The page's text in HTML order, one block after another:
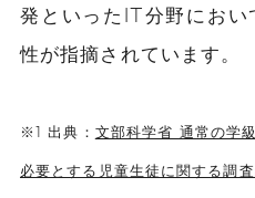
発といったIT分野にお
性が指摘されています。
※1 出典： 文部科学省 通常の学
必要とする児童生徒に関する調